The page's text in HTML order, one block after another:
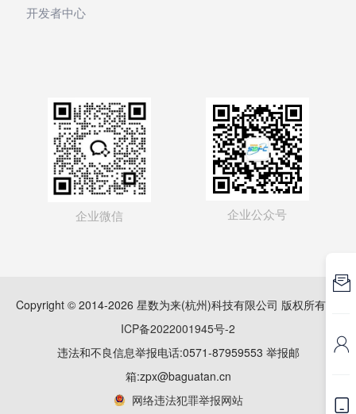
开发者中心
企业微信 企业公众号
Copyright © 2014-2026 星数为来(杭州)科技有限公司 版权所有
ICP备2022001945号-2
违法和不良信息举报电话:0571-87959553 举报邮
箱:zpx@baguatan.cn
网络违法犯罪举报网站


